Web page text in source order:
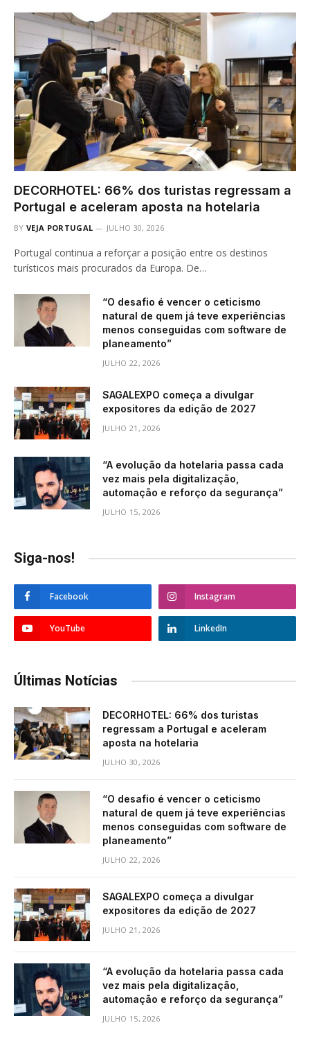
DECORHOTEL: 66% dos turistas regressam a
Portugal e aceleram aposta na hotelaria
BY VEJA PORTUGAL JULHO 30, 2026
Portugal continua a reforçar a posição entre os destinos
turísticos mais procurados da Europa. De…
“O desafio é vencer o ceticismo
natural de quem já teve experiências
menos conseguidas com software de
planeamento”
JULHO 22, 2026
SAGALEXPO começa a divulgar
expositores da edição de 2027
JULHO 21, 2026
“A evolução da hotelaria passa cada
vez mais pela digitalização,
automação e reforço da segurança”
JULHO 15, 2026
Siga-nos!
Facebook Instagram
YouTube LinkedIn
Últimas Notícias
DECORHOTEL: 66% dos turistas
regressam a Portugal e aceleram
aposta na hotelaria
JULHO 30, 2026
“O desafio é vencer o ceticismo
natural de quem já teve experiências
menos conseguidas com software de
planeamento”
JULHO 22, 2026
SAGALEXPO começa a divulgar
expositores da edição de 2027
JULHO 21, 2026
“A evolução da hotelaria passa cada
vez mais pela digitalização,
automação e reforço da segurança”
JULHO 15, 2026